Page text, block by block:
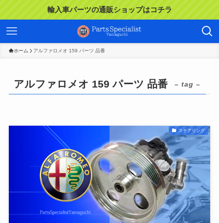
輸入車パーツの通販ショップはコチラ
ホーム アルファロメオ 159 パーツ 品番
アルファロメオ 159 パーツ 品番 – tag –
ステアリング